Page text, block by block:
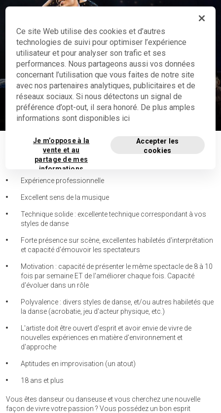
Danseurs
Démonstration dans les spectacles
Voir la vidéo
AUTRES INFORMATIONS
Expérience professionnelle
Excellent sens de la musique
Technique solide : excellente technique correspondant à vos
styles de danse
Forte présence sur scène, excellentes habiletés d'interprétation
et capacité d'émouvoir les spectateurs
Motivation : capacité de présenter le même spectacle de 8 à 10
fois par semaine ET de l'améliorer chaque fois. Capacité
d'évoluer dans un rôle
Polyvalence : divers styles de danse, et/ou autres habiletés que
la danse (acrobatie, jeu d'acteur physique, etc.)
L'artiste doit être ouvert d'esprit et avoir envie de vivre de
nouvelles expériences en matière d'environnement et
d'approche
Aptitudes en improvisation (un atout)
18 ans et plus
Vous êtes danseur ou danseuse et vous cherchez une nouvelle
façon de vivre votre passion ? Vous possédez un bon esprit
Ce site Web utilise des cookies et d’autres
technologies de suivi pour optimiser l’expérience
utilisateur et pour analyser son trafic et ses
performances. Nous partageons aussi vos données
concernant l’utilisation que vous faites de notre site
avec nos partenaires analytiques, publicitaires et de
réseaux sociaux. Si nous détectons un signal de
préférence d’opt-out, il sera honoré. De plus amples
informations sont disponibles ici
Je m’oppose à la
vente et au
partage de mes
informations
personnelles
Accepter les
cookies